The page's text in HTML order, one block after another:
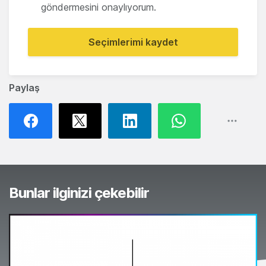
Paylaş
göndermesini onaylıyorum.
Seçimlerimi kaydet
Bunlar ilginizi çekebilir